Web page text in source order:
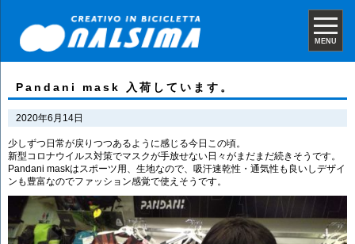
MENU
Pandani mask 入荷しています。
2020年6月14日
少しずつ日常が戻りつつあるように感じる今日この頃。
新型コロナウイルス対策でマスクが手放せない日々がまだまだ続きそうです。
Pandani maskはスポーツ用、生地なので、吸汗速乾性・通気性も良いしデザイ
ンも豊富なのでファッション感覚で使えそうです。